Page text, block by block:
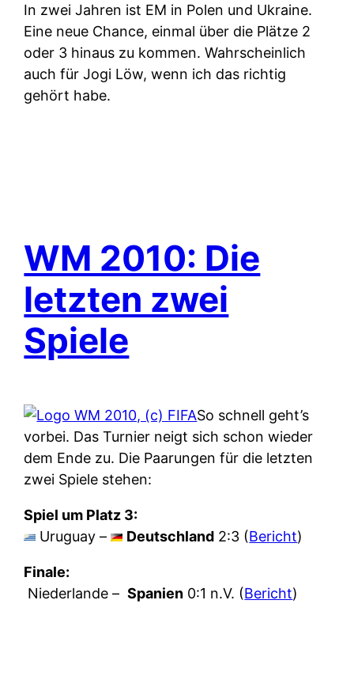
In zwei Jahren ist EM in Polen und Ukraine.
Eine neue Chance, einmal über die Plätze 2
oder 3 hinaus zu kommen. Wahrscheinlich
auch für Jogi Löw, wenn ich das richtig
gehört habe.
WM 2010: Die
letzten zwei
Spiele
So schnell geht’s
vorbei. Das Turnier neigt sich schon wieder
dem Ende zu. Die Paarungen für die letzten
zwei Spiele stehen:
Spiel um Platz 3:
Uruguay –
Deutschland 2:3 (Bericht)
Finale:
Niederlande – Spanien 0:1 n.V. (Bericht)